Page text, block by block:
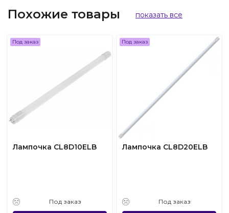
Похожие товары показать все
Под заказ
Лампочка CL8D10ELB
Под заказ
Под заказ
Лампочка CL8D20ELB
Под заказ